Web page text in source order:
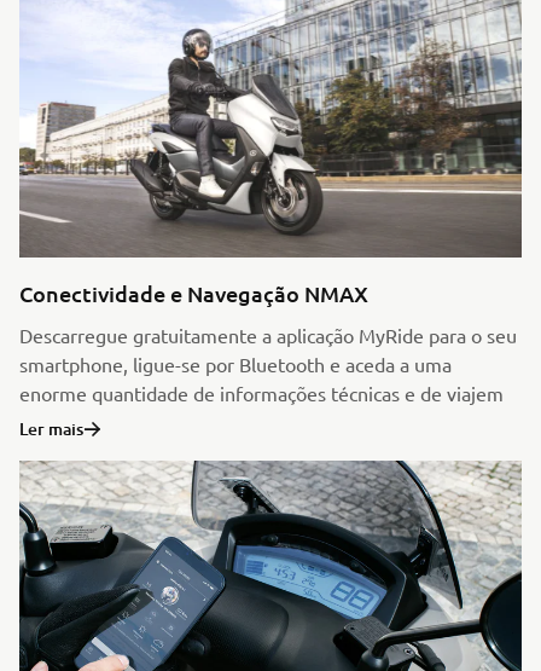
Conectividade e Navegação NMAX
Descarregue gratuitamente a aplicação MyRide para o seu
smartphone, ligue-se por Bluetooth e aceda a uma
enorme quantidade de informações técnicas e de viajem
Ler mais